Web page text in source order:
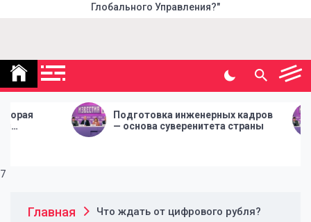
Глобального Управления?"
Портал общественно-
политической газеты
"Народная инициатива"
Подготовка инженерных кадров
— основа суверенитета страны
—
7
Главная Что ждать от цифрового рубля?